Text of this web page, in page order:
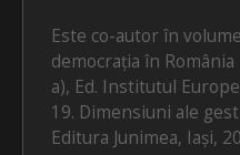
Este co-autor în
democrația în
a), Ed. Institutul
19. Dimensiuni ale
Editura Junimea, Iași,